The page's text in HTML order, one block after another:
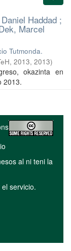
Haddad ;
Marcel
Tutmonda.
2013, 2013)
okazinta en
2013.
al ni teni la
servicio.